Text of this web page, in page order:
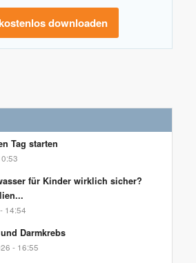
downloaden
Tag starten
für Kinder wirklich sicher?
14:54
Darmkrebs
- 16:55